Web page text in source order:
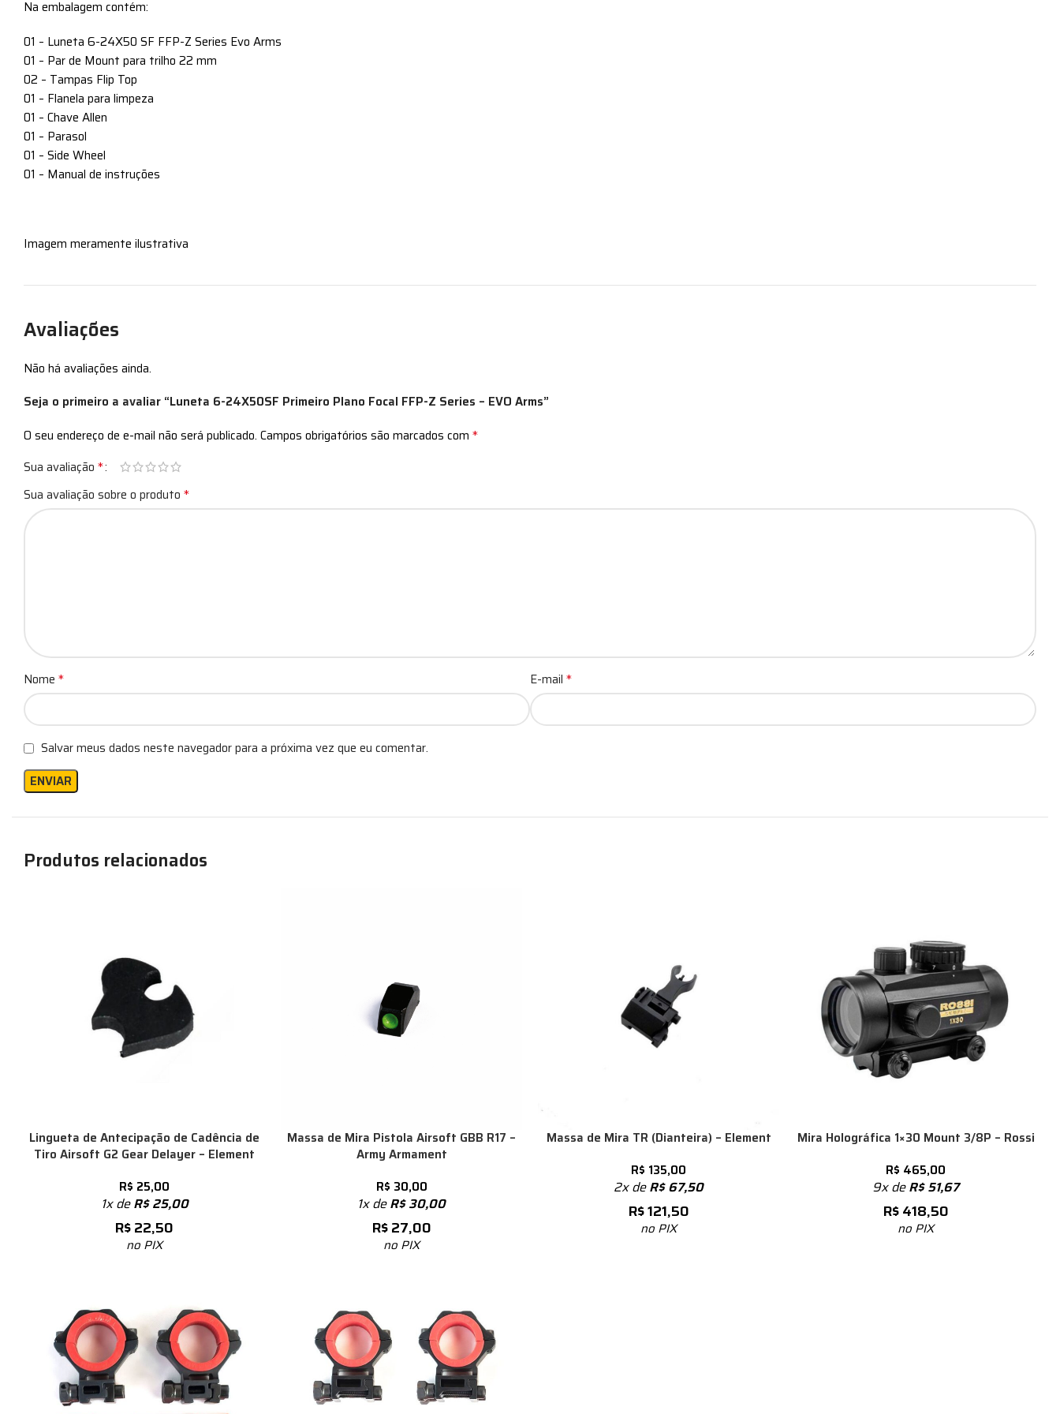
Na embalagem contém:
01 – Luneta 6-24X50 SF FFP-Z Series Evo Arms
01 – Par de Mount para trilho 22 mm
02 – Tampas Flip Top
01 – Flanela para limpeza
01 – Chave Allen
01 – Parasol
01 – Side Wheel
01 – Manual de instruções
Imagem meramente ilustrativa
Avaliações
Não há avaliações ainda.
Seja o primeiro a avaliar “Luneta 6-24X50SF Primeiro Plano Focal FFP-Z Series – EVO Arms”
O seu endereço de e-mail não será publicado. Campos obrigatórios são marcados com *
Sua avaliação *
Sua avaliação sobre o produto *
Nome * E-mail *
Salvar meus dados neste navegador para a próxima vez que eu comentar.
Produtos relacionados
Lingueta de Antecipação de Cadência de
Tiro Airsoft G2 Gear Delayer – Element
R$ 25,00
1x deR$25,00
R$22,50
no PIX
Massa de Mira Pistola Airsoft GBB R17 –
Army Armament
R$ 30,00
1x deR$30,00
R$27,00
no PIX
Massa de Mira TR (Dianteira) – Element
R$ 135,00
2x deR$67,50
R$121,50
no PIX
Mira Holográfica 1×30 Mount 3/8P – Rossi
R$ 465,00
9x deR$51,67
R$418,50
no PIX